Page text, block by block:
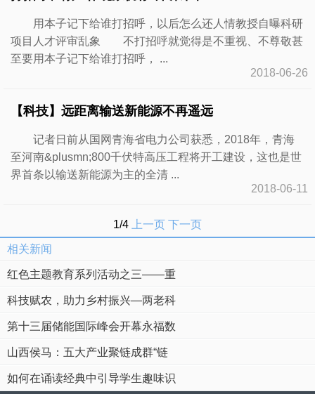
用本子记下给谁打招呼，以后怎么还人情教授自曝科研
项目人才评审乱象 不打招呼就觉得是不重视、不尊敬甚
至要用本子记下给谁打招呼， ...
2018-06-26
【科技】远距离输送新能源不再遥远
记者日前从国网青海省电力公司获悉，2018年，青海
至河南&plusmn;800千伏特高压工程将开工建设，这也是世
界首条以输送新能源为主的全清 ...
2018-06-11
1/4 上一页 下一页
相关新闻
红色主题教育系列活动之三——重
科技赋农，助力乡村振兴—两老科
第十三届储能国际峰会开幕永福数
山西侯马：五大产业聚链成群“链
如何在诵读经典中引导学生趣味识